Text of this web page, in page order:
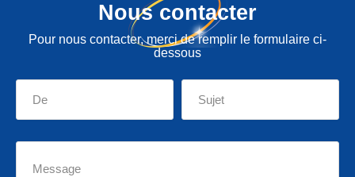
Nous contacter
Pour nous contacter, merci de remplir le formulaire ci-
dessous